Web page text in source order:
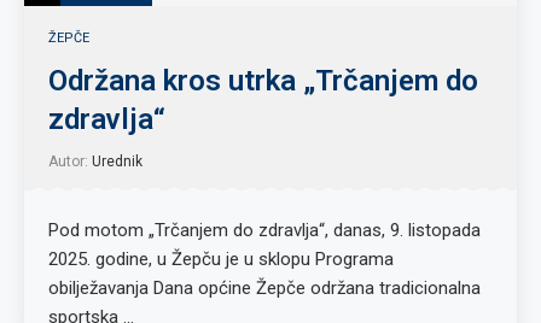
ŽEPČE
Održana kros utrka „Trčanjem do
zdravlja“
Autor: Urednik
Pod motom „Trčanjem do zdravlja“, danas, 9. listopada
2025. godine, u Žepču je u sklopu Programa
obilježavanja Dana općine Žepče održana tradicionalna
sportska …